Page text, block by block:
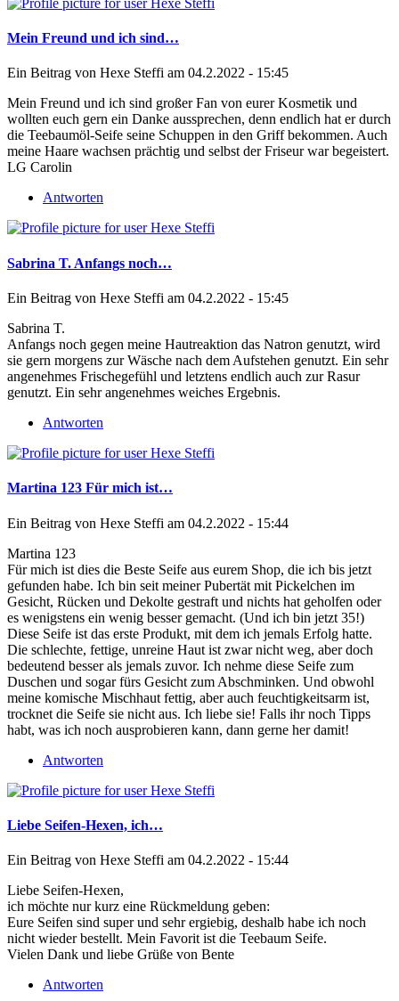
Mein Freund und ich sind…
Ein Beitrag von Hexe Steffi am 04.2.2022 - 15:45
Mein Freund und ich sind großer Fan von eurer Kosmetik und
wollten euch gern ein Danke aussprechen, denn endlich hat er durch
die Teebaumöl-Seife seine Schuppen in den Griff bekommen. Auch
meine Haare wachsen prächtig und selbst der Friseur war begeistert.
LG Carolin
Antworten
Sabrina T. Anfangs noch…
Ein Beitrag von Hexe Steffi am 04.2.2022 - 15:45
Sabrina T.
Anfangs noch gegen meine Hautreaktion das Natron genutzt, wird
sie gern morgens zur Wäsche nach dem Aufstehen genutzt. Ein sehr
angenehmes Frischegefühl und letztens endlich auch zur Rasur
genutzt. Ein sehr angenehmes weiches Ergebnis.
Antworten
Martina 123 Für mich ist…
Ein Beitrag von Hexe Steffi am 04.2.2022 - 15:44
Martina 123
Für mich ist dies die Beste Seife aus eurem Shop, die ich bis jetzt
gefunden habe. Ich bin seit meiner Pubertät mit Pickelchen im
Gesicht, Rücken und Dekolte gestraft und nichts hat geholfen oder
es wenigstens ein wenig besser gemacht. (Und ich bin jetzt 35!)
Diese Seife ist das erste Produkt, mit dem ich jemals Erfolg hatte.
Die schlechte, fettige, unreine Haut ist zwar nicht weg, aber doch
bedeutend besser als jemals zuvor. Ich nehme diese Seife zum
Duschen und sogar fürs Gesicht zum Abschminken. Und obwohl
meine komische Mischhaut fettig, aber auch feuchtigkeitsarm ist,
trocknet die Seife sie nicht aus. Ich liebe sie! Falls ihr noch Tipps
habt, was ich noch ausprobieren kann, dann gerne her damit!
Antworten
Liebe Seifen-Hexen, ich…
Ein Beitrag von Hexe Steffi am 04.2.2022 - 15:44
Liebe Seifen-Hexen,
ich möchte nur kurz eine Rückmeldung geben:
Eure Seifen sind super und sehr ergiebig, deshalb habe ich noch
nicht wieder bestellt. Mein Favorit ist die Teebaum Seife.
Vielen Dank und liebe Grüße von Bente
Antworten